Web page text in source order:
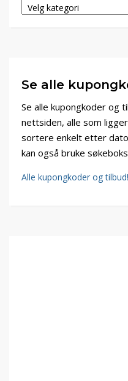
Se alle
Se alle kupongkoder og
nettsiden, alle som
sortere enkelt etter
kan også bruke
Alle kupongkoder og tilbud!